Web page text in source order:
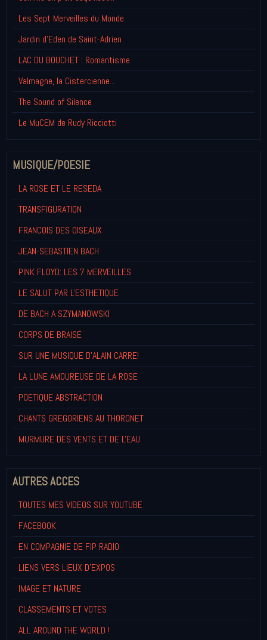
Les Sept Merveilles du Monde
Jardin d'Eden de Saint-Adrien
LAC DU BOUCHET : Romantisme
Valmagne, la Cistercienne...
The Sound of Silence
Le MuCEM de Rudy Ricciotti
MUSIQUE/POESIE
LA ROSE ET LE RESEDA
TRANSFIGURATION
FRANCOIS DES OISEAUX
JEAN-SEBASTIEN BACH
PINK FLOYD: LES 7 MERVEILLES
LE SALUT PAR L'ESTHETIQUE
DE BACH A SZYMANOWSKI
CORPS DE BRAISE
SUR UNE MUSIQUE D'ALAIN CARRE!
LA LUNE AMOUREUSE DE LA ROSE
POETIQUE ABSTRACTION
CHANTS GREGORIENS AU THORONET
MURMURE DES VENTS ET DE L'EAU
AUTRES ACCES
TOUTES MES VIDEOS SUR YOUTUBE
FACEBOOK
EN COMPAGNIE DE FIP RADIO
LIENS VERS LIEUX D'EXPOS
IMAGE ET NATURE
CLASSEMENTS ET VOTES
ALL AROUND THE WORLD !